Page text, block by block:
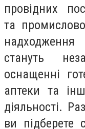
провідних
та
надходження
стануть
оснащенні
аптеки та
діяльності.
ви підберете